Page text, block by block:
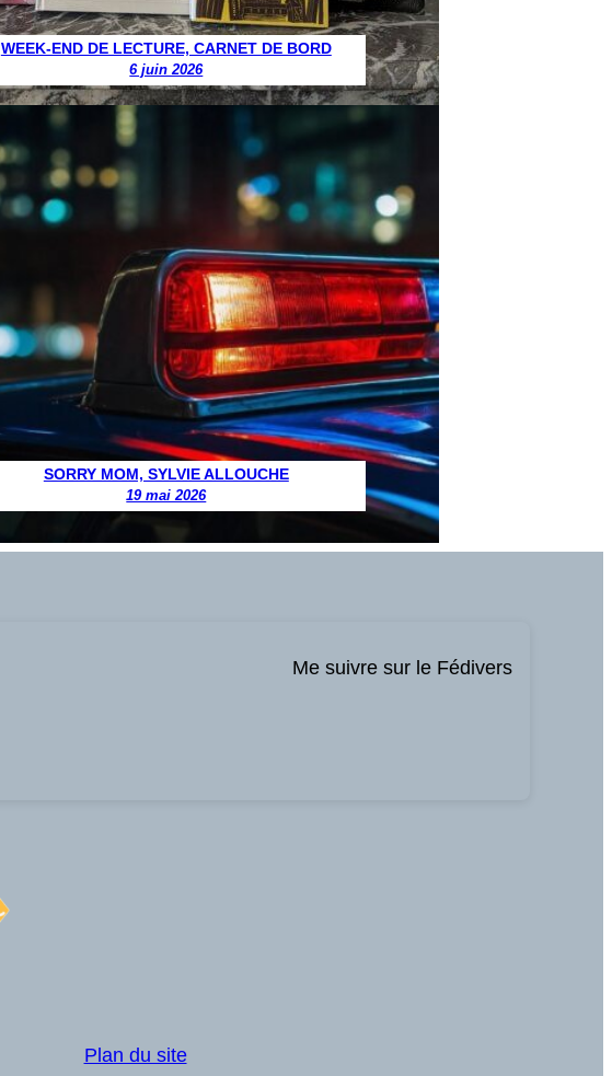
WEEK-END DE LECTURE, CARNET DE BORD
6 juin 2026
SORRY MOM, SYLVIE ALLOUCHE
19 mai 2026
Me suivre sur le Fédivers
Plan du site